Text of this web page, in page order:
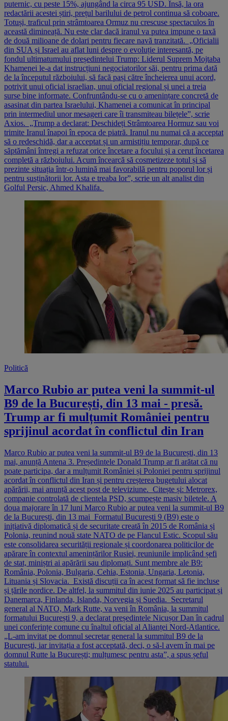
puternic, cu peste 15%, ajungând la circa 95 USD. Însă, la ora
redactării acestei știri, prețul barilului de petrol continua să coboare.
Totuși, traficul prin strâmtoarea Ormuz nu crescuse spectaculos în
această dimineață. Nu este clar dacă iranul va putea impune o taxă
de două milioane de dolari pentru fiecare navă tranzitată. „Oficialii
din SUA și Israel au aflat luni despre o evoluție interesantă, pe
fondul ultimatumului președintelui Trump: Liderul Suprem Mojtaba
Khamenei le-a dat instrucțiuni negociatorilor săi, pentru prima dată
de la începutul războiului, să facă pași către încheierea unui acord,
potrivit unui oficial israelian, unui oficial regional și unei a treia
surse bine informate. Confruntându-se cu o amenințare concretă de
asasinat din partea Israelului, Khamenei a comunicat în principal
prin intermediul unor mesageri care îi transmiteau bilețele”, scrie
Axios. „Trump a declarat: Deschideți Strâmtoarea Hormuz sau voi
trimite Iranul înapoi în epoca de piatră. Iranul nu numai că a acceptat
să o redeschidă, dar a acceptat și un armistițiu temporar, după ce
săptămâni întregi a refuzat orice încetare a focului și a cerut încetarea
completă a războiului. Acum încearcă să cosmetizeze totul și să
prezinte situația într-o lumină mai favorabilă pentru poporul lor și
pentru susținătorii lor. Asta e treaba lor”, scrie un alt analist din
Golful Persic, Ahmed Khalifa.
Politică
Marco Rubio ar putea veni la summit-ul
B9 de la București, din 13 mai - presă.
Trump ar fi mulțumit României pentru
sprijinul acordat în conflictul din Iran
Marco Rubio ar putea veni la summit-ul B9 de la București, din 13
mai, anunță Antena 3. Președintele Donald Trump ar fi arătat că nu
poate participa, dar a mulțumit României și Poloniei pentru sprijinul
acordat în conflictul din Iran și pentru creșterea bugetului alocat
apărării, mai anunță acest post de televiziune. Citește și: Metrorex,
companie controlată de clientela PSD, scumpește masiv biletele. A
doua majorare în 17 luni Marco Rubio ar putea veni la summit-ul B9
de la București, din 13 mai Formatul București 9 (B9) este o
inițiativă diplomatică și de securitate creată în 2015 de România și
Polonia, reunind nouă state NATO de pe Flancul Estic. Scopul său
este consolidarea securității regionale și coordonarea politicilor de
apărare în contextul amenințărilor Rusiei, reuniunile implicând șefi
de stat, miniștri ai apărării sau diplomați. Sunt membre ale B9:
România, Polonia, Bulgaria, Cehia, Estonia, Ungaria, Letonia,
Lituania și Slovacia. Există discuții ca în acest format să fie incluse
și țările nordice. De altfel, la summitul din iunie 2025 au participat și
Danemarca, Finlanda, Islanda, Norvegia și Suedia. Secretarul
general al NATO, Mark Rutte, va veni în România, la summitul
formatului București 9, a declarat președintele Nicușor Dan în cadrul
unei conferințe comune cu înaltul oficial al Alianței Nord-Atlantice.
„L-am invitat pe domnul secretar general la summitul B9 de la
București, iar invitația a fost acceptată, deci, o să-l avem în mai pe
domnul Rutte la București; mulțumesc pentru asta”, a spus șeful
statului.